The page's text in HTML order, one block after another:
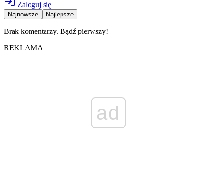
Zaloguj się
Najnowsze Najlepsze
Brak komentarzy. Bądź pierwszy!
REKLAMA
ad